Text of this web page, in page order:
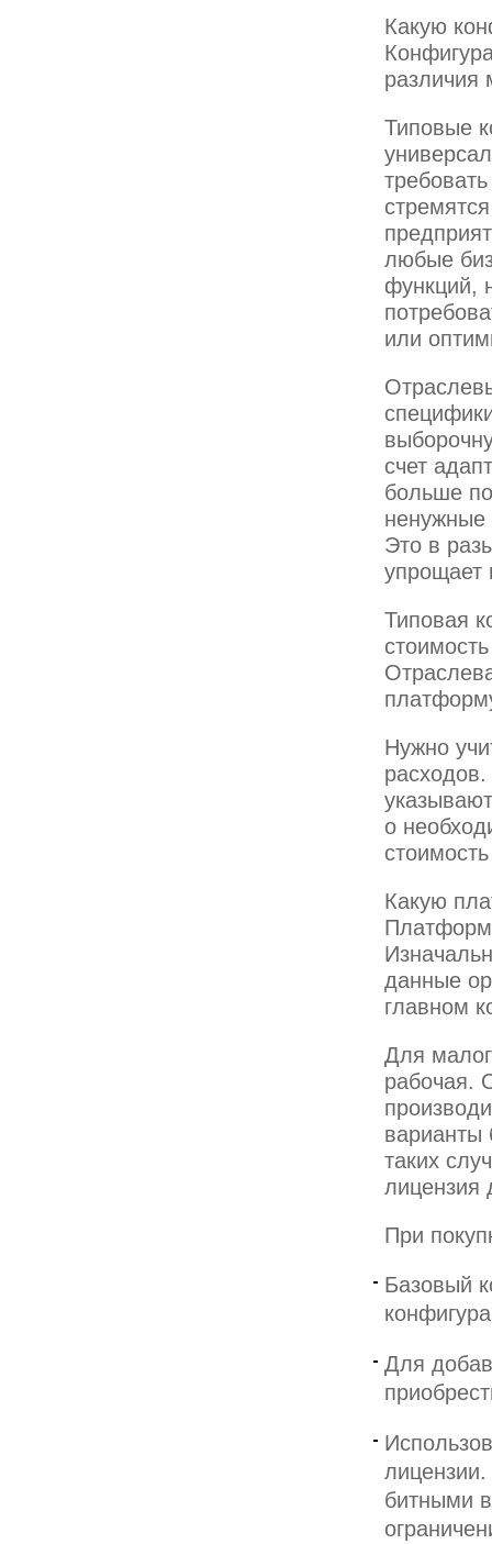
Какую
различия
Типовые
любые
функций,
или
счет
больше
ненужные
Это в
упрощает
Типовая
Нужно
о
Какую
данные
главном
Для
рабочая.
варианты
таких
лицензия
При
Базовый
Для
битными